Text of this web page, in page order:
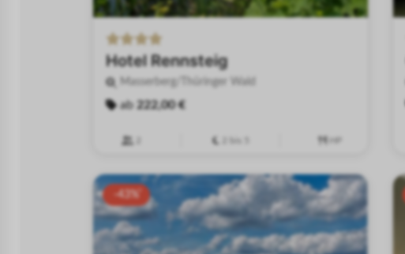
Hotel Rennsteig
Masserberg/Thüringer Wald
ab 222,00 €
-43%